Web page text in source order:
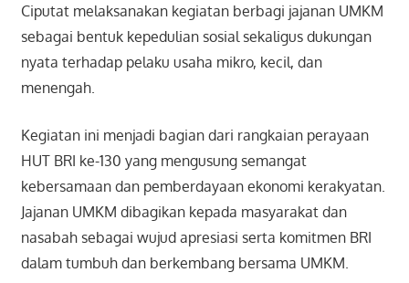
Ciputat melaksanakan kegiatan berbagi jajanan UMKM
sebagai bentuk kepedulian sosial sekaligus dukungan
nyata terhadap pelaku usaha mikro, kecil, dan
menengah.
Kegiatan ini menjadi bagian dari rangkaian perayaan
HUT BRI ke-130 yang mengusung semangat
kebersamaan dan pemberdayaan ekonomi kerakyatan.
Jajanan UMKM dibagikan kepada masyarakat dan
nasabah sebagai wujud apresiasi serta komitmen BRI
dalam tumbuh dan berkembang bersama UMKM.